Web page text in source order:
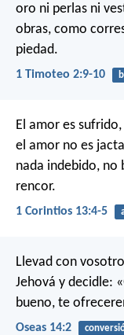
oro ni perlas ni
obras, como
piedad.
1 Timoteo 2:9-10
El amor es
el amor no es
nada indebido, no
rencor.
1 Corintios 13:4-5
Llevad con
Jehová y decidle:
bueno, te
Oseas 14:2